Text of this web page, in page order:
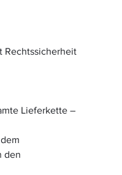
Rechtssicherheit
Lieferkette –
den